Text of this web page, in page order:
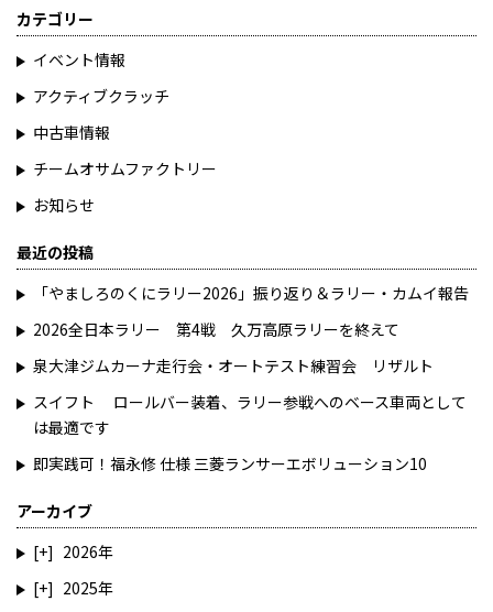
カテゴリー
イベント情報
アクティブクラッチ
中古車情報
チームオサムファクトリー
お知らせ
最近の投稿
「やましろのくにラリー2026」振り返り＆ラリー・カムイ報告
2026全日本ラリー 第4戦 久万高原ラリーを終えて
泉大津ジムカーナ走行会・オートテスト練習会 リザルト
スイフト ロールバー装着、ラリー参戦へのベース車両として
は最適です
即実践可！福永修 仕様 三菱ランサーエボリューション10
アーカイブ
2026
2025